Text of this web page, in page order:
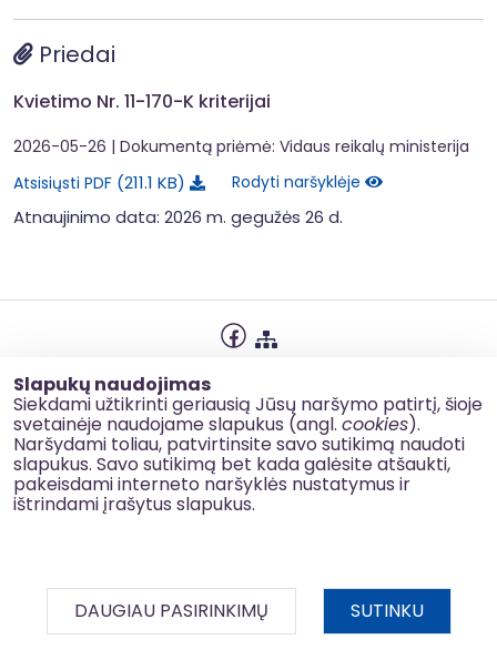
Slapukų naudojimas
Siekdami užtikrinti geriausią Jūsų naršymo patirtį, šioje
svetainėje naudojame slapukus (angl. cookies).
Naršydami toliau, patvirtinsite savo sutikimą naudoti
slapukus. Savo sutikimą bet kada galėsite atšaukti,
pakeisdami interneto naršyklės nustatymus ir
ištrindami įrašytus slapukus.
DAUGIAU PASIRINKIMŲ SUTINKU
Priedai
Kvietimo Nr. 11-170-K kriterijai
2026-05-26 | Dokumentą priėmė: Vidaus reikalų ministerija
Atsisiųsti PDF 211.1 KB Rodyti naršyklėje
Atnaujinimo data: 2026 m. gegužės 26 d.
Slapukų naudojimas
Korupcijos prevencija
Kontaktai